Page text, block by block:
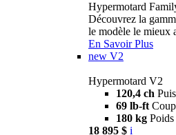
Hypermotard
Découvrez la
le modèle le mieux
En Savoir Plus
new V2
Hypermotard V2
120,4 ch
69 lb-ft
180 kg
18 895 $ i